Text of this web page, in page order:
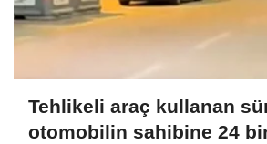
Tehlikeli araç kullanan
otomobilin sahibine 24